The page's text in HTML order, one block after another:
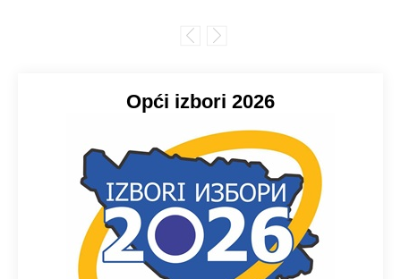
Opći izbori 2026